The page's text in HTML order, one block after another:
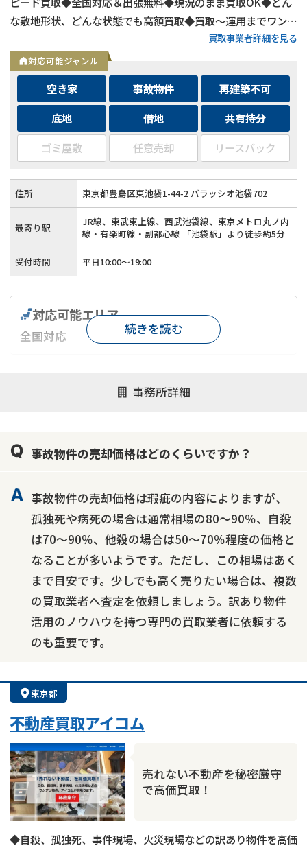
な敷地形状、どんな状態でも高額買取◆買取〜運用までワンス
トップ対応◆無料査定＆相談はフォームから24時間受付
買取事業者詳細を見る
対応可能ジャンル
空き家 事故物件
再建築不可
底地
借地
共有持分
ゴミ屋敷
任意売却 リースバック
住所 東京都豊島区東池袋1-44-2 バラッシオ池袋702
最寄り駅
JR線、東武東上線、西武池袋線、東京メトロ丸ノ内
線・有楽町線・副都心線 「池袋駅」より徒歩約5分
受付時間 平日10:00～19:00
事務所詳細
対応可能エリア
全国対応
対応が親身 オンライン面談可能
レスポンスが早い
1億円以上の買取可
続きを読む
事故物件の売却価格はどのくらいですか？
事故物件の売却価格は瑕疵の内容によりますが、
孤独死や病死の場合は通常相場の80～90％、自殺
は70～90％、他殺の場合は50～70％程度の価格と
なることが多いようです。ただし、この相場はあく
まで目安です。少しでも高く売りたい場合は、複数
の買取業者へ査定を依頼しましょう。訳あり物件
活用のノウハウを持つ専門の買取業者に依頼する
のも重要です。
東京都
不動産買取アイコム
売れない不動産を秘密厳守
で高価買取！
◆自殺、孤独死、事件現場、火災現場などの訳あり物件を高価